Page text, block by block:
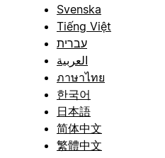
Svenska
Tiếng Việt
עברית
العربية
ภาษาไทย
한국어
日本語
简体中文
繁體中文